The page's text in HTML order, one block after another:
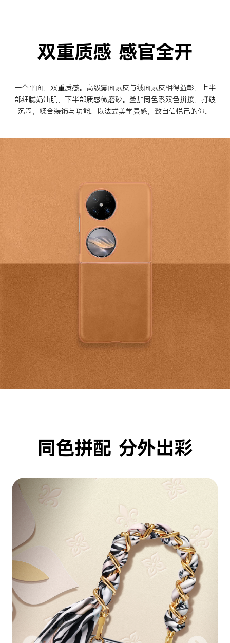
双重质感 感官全开
一个平面，双重质感。高级雾面素皮与绒面素皮相得益彰，上半
部细腻奶油肌，下半部质感微磨砂。叠加同色系双色拼接，打破
沉闷，糅合装饰与功能。以法式美学灵感，致自信悦己的你。
同色拼配 分外出彩